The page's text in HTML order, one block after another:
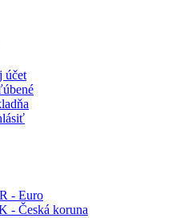
účet
- Euro
- Česká koruna